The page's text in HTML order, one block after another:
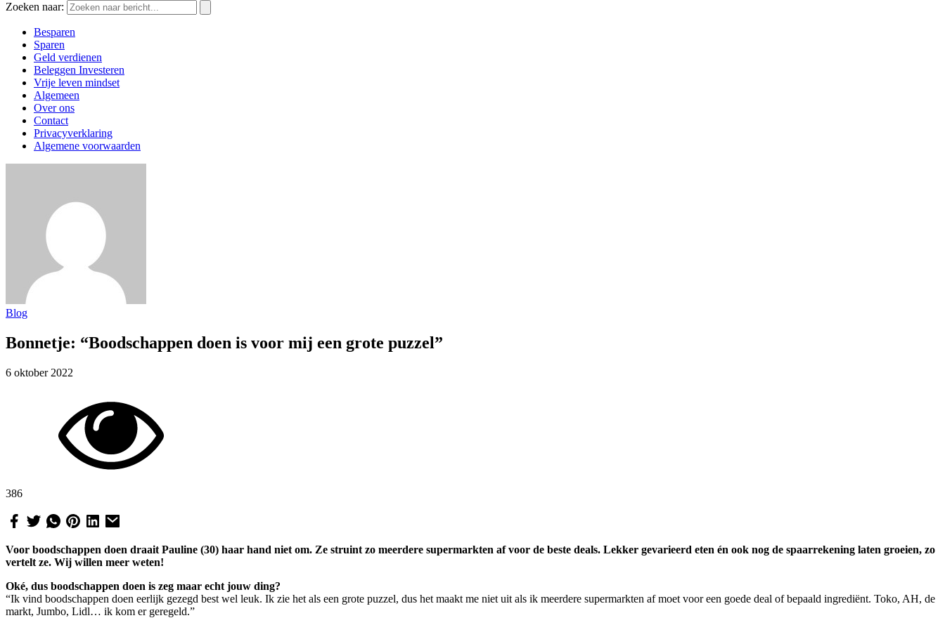
Zoeken naar:
Besparen
Sparen
Geld verdienen
Beleggen Investeren
Vrije leven mindset
Algemeen
Over ons
Contact
Privacyverklaring
Algemene voorwaarden
Blog
Bonnetje: “Boodschappen doen is voor mij een grote puzzel”
6 oktober 2022
386
Voor boodschappen doen draait Pauline (30) haar hand niet om. Ze struint zo meerdere supermarkten af voor de beste deals. Lekker gevarieerd eten én ook nog de spaarrekening laten groeien, zo
vertelt ze. Wij willen meer weten!
Oké, dus boodschappen doen is zeg maar echt jouw ding?
“Ik vind boodschappen doen eerlijk gezegd best wel leuk. Ik zie het als een grote puzzel, dus het maakt me niet uit als ik meerdere supermarkten af moet voor een goede deal of bepaald ingrediënt. Toko, AH, de
markt, Jumbo, Lidl… ik kom er geregeld.”